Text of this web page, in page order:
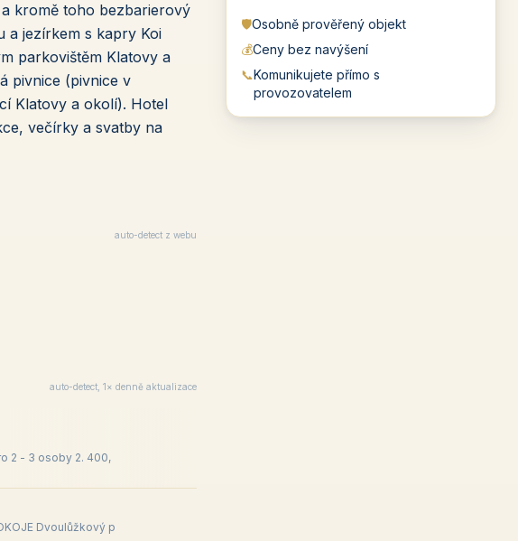
kromě toho bezbarierový
a jezírkem s kapry Koi
parkovištěm Klatovy a
pivnice (pivnice v
Klatovy a okolí). Hotel
večírky a svatby na
auto-detect z webu
auto-detect, 1× denně aktualizace
2 - 3 osoby 2. 400,
Dvoulůžkový p
🛡️Osobně prověřený objekt
💰Ceny bez navýšení
📞Komunikujete přímo s
provozovatelem